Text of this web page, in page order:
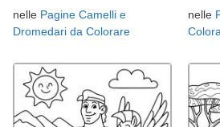
nelle Pagine Camelli e
Dromedari da Colorare
nelle